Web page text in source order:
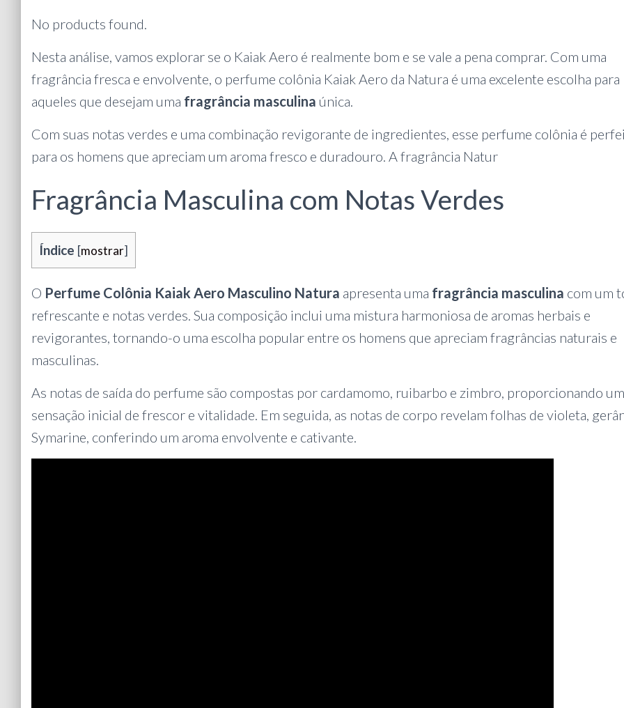
No products found.
Nesta análise, vamos explorar se o Kaiak Aero é realmente bom e se vale a pena comprar. Com uma
fragrância fresca e envolvente, o perfume colônia Kaiak Aero da Natura é uma excelente escolha para
aqueles que desejam uma fragrância masculina única.
Com suas notas verdes e uma combinação revigorante de ingredientes, esse perfume colônia é
para os homens que apreciam um aroma fresco e duradouro. A fragrância Natur
Fragrância Masculina com Notas Verdes
Índice [mostrar]
O Perfume Colônia Kaiak Aero Masculino Natura apresenta uma fragrância masculina com um
refrescante e notas verdes. Sua composição inclui uma mistura harmoniosa de aromas herbais e
revigorantes, tornando-o uma escolha popular entre os homens que apreciam fragrâncias naturais e
masculinas.
As notas de saída do perfume são compostas por cardamomo, ruibarbo e zimbro, proporcionando
sensação inicial de frescor e vitalidade. Em seguida, as notas de corpo revelam folhas de violeta,
Symarine, conferindo um aroma envolvente e cativante.